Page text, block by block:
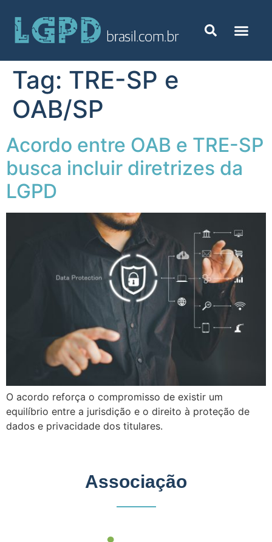
Tag: TRE-SP e
OAB/SP
Acordo entre OAB e TRE-SP
busca incluir diretrizes da
LGPD
O acordo reforça o compromisso de existir um
equilíbrio entre a jurisdição e o direito à proteção de
dados e privacidade dos titulares.
Associação